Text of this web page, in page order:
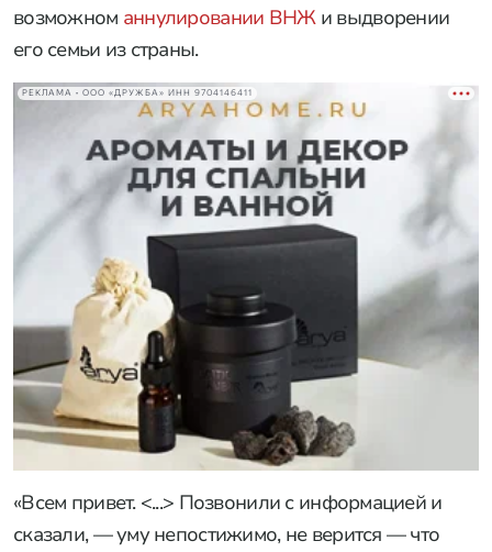
возможном аннулировании ВНЖи выдворении
его семьи из страны.
РЕКЛАМА • ООО «ДРУЖБА» ИНН 9704146411
«Всем привет. <...> Позвонили с информацией и
сказали, — уму непостижимо, не верится — что